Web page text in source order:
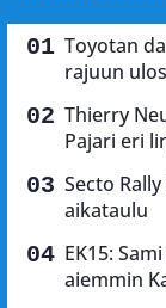
Toyotan
rajuun
Thierry
Pajari eri
Secto
aikataulu
EK15:
aiemmin